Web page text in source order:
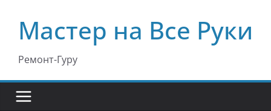
содержимому
Мастер на Все Руки
Ремонт-Гуру